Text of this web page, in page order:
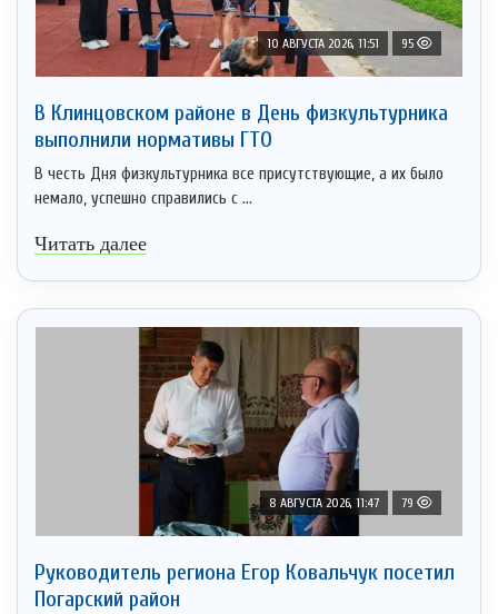
10 АВГУСТА 2026, 11:51 95
В Клинцовском районе в День физкультурника
выполнили нормативы ГТО
В честь Дня физкультурника все присутствующие, а их было
немало, успешно справились с ...
Читать далее
8 АВГУСТА 2026, 11:47 79
Руководитель региона Егор Ковальчук посетил
Погарский район